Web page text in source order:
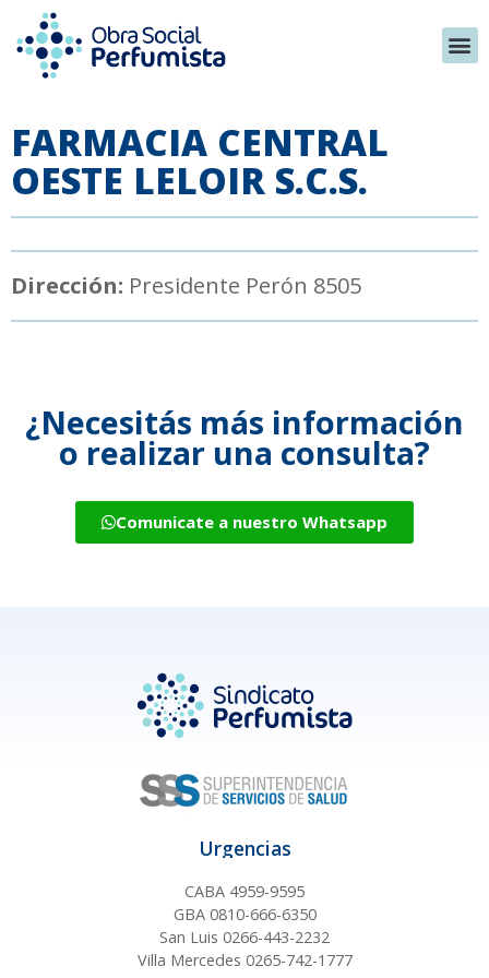
FARMACIA CENTRAL
OESTE LELOIR S.C.S.
Dirección: Presidente Perón 8505
¿Necesitás más información
o realizar una consulta?
Comunicate a nuestro Whatsapp
Urgencias
CABA 4959-9595
GBA 0810-666-6350
San Luis 0266-443-2232
Villa Mercedes 0265-742-1777